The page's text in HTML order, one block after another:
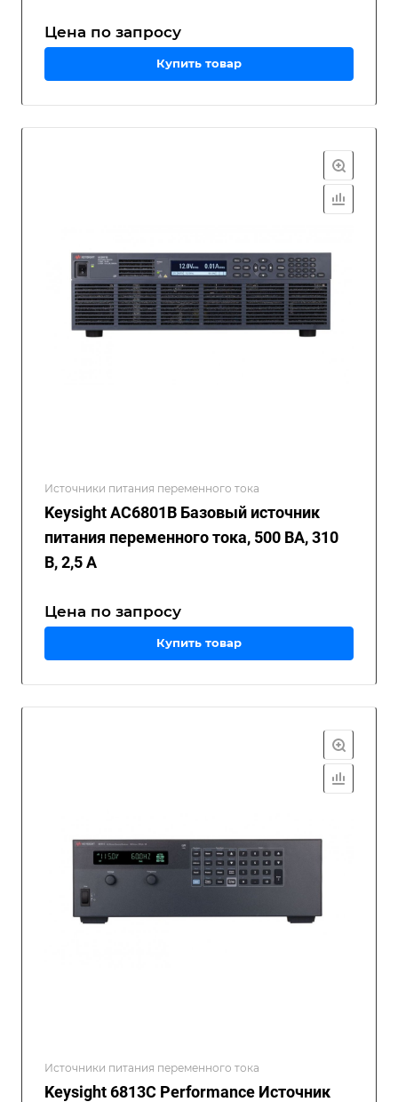
Цена по запросу
Купить товар
Источники питания переменного тока
Keysight AC6801B Базовый источник
питания переменного тока, 500 ВА, 310
В, 2,5 А
Цена по запросу
Купить товар
Источники питания переменного тока
Keysight 6813C Performance Источник